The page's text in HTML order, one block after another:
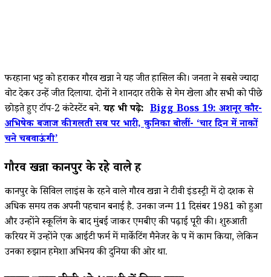
फरहाना भट्ट को हराकर गौरव खन्ना ने यह जीत हासिल की। जनता ने सबसे ज्यादा
वोट देकर उन्हें जीत दिलाया. दोनों ने शानदार तरीके से गेम खेला और सभी को पीछे
छोड़ते हुए टॉप-2 कंटेस्टेंट बने.यह भी पढ़े: Bigg Boss 19: अशनूर कौर-
अभिषेक बजाज की गलती सब पर भारी, कुनिका बोलीं- ‘चार दिन में नाकों
चने चबवाऊंगी’
गौरव खन्ना कानपुर के रहे वाले हैं
कानपुर के सिविल लाइंस के रहने वाले गौरव खन्ना ने टीवी इंडस्ट्री में दो दशक से
अधिक समय तक अपनी पहचान बनाई है. उनका जन्म 11 दिसंबर 1981 को हुआ
और उन्होंने स्कूलिंग के बाद मुंबई जाकर एमबीए की पढ़ाई पूरी की। शुरुआती
करियर में उन्होंने एक आईटी फर्म में मार्केटिंग मैनेजर के रूप में काम किया, लेकिन
उनका रुझान हमेशा अभिनय की दुनिया की ओर था.